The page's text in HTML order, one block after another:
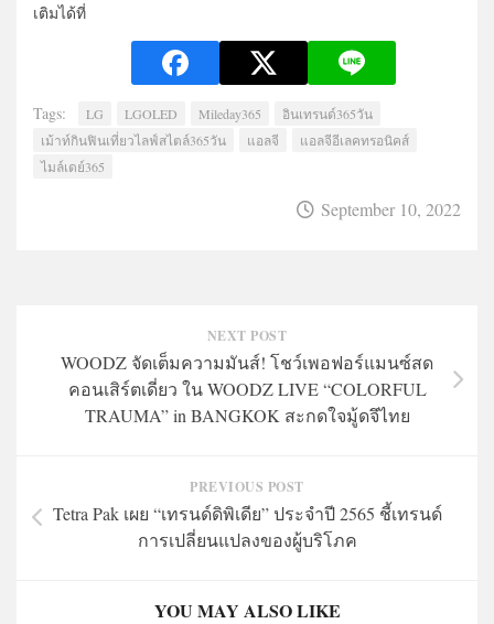
เติมได้ที่
Tags: LG LGOLED Mileday365
อินเทรนด์365วัน
เม้าท์กินฟินเที่ยวไลฟ์สไตล์365วัน
แอลจี
แอลจีอีเลคทรอนิคส์
ไมล์เดย์365
September 10, 2022
NEXT POST
WOODZ จัดเต็มความมันส์! โชว์เพอฟอร์แมนซ์สด
คอนเสิร์ตเดี่ยว ใน WOODZ LIVE “COLORFUL
TRAUMA” in BANGKOK สะกดใจมู้ดจึไทย
PREVIOUS POST
Tetra Pak เผย “เทรนด์ดิพิเดีย” ประจำปี 2565 ชี้เทรนด์
การเปลี่ยนแปลงของผู้บริโภค
YOU MAY ALSO LIKE